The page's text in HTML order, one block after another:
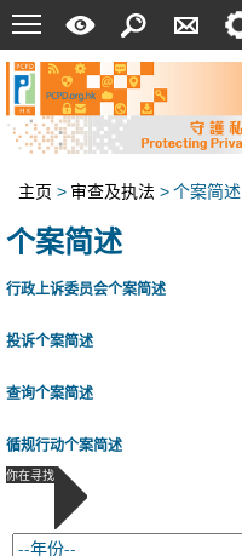
菜
单
速
指
南
索
络
我
定
主页 > 审查及执法 >个案简述
个案简述
行政上诉委员会个案简述
投诉个案简述
查询个案简述
循规行动个案简述
你在寻找